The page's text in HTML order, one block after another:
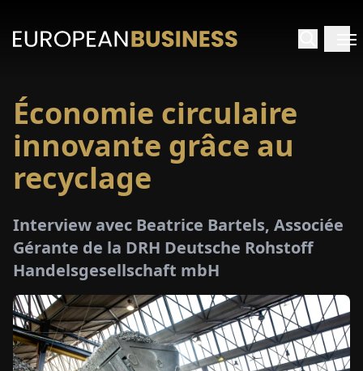
Économie circulaire
innovante grâce au
recyclage
Interview avec Beatrice Bartels, Associée
Gérante de la DRH Deutsche Rohstoff
Handelsgesellschaft mbH